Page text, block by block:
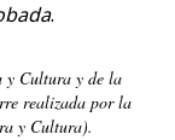
.
y Cultura y de la
realizada por la
y Cultura).